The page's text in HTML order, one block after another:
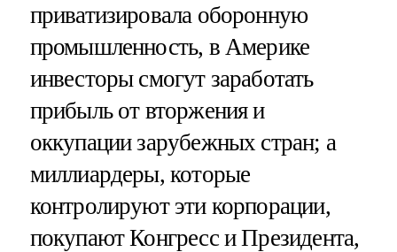
приватизировала оборонную
промышленность, в Америке
инвесторы смогут заработать
прибыль от вторжения и
оккупации зарубежных стран; а
миллиардеры, которые
контролируют эти корпорации,
покупают Конгресс и Президента,